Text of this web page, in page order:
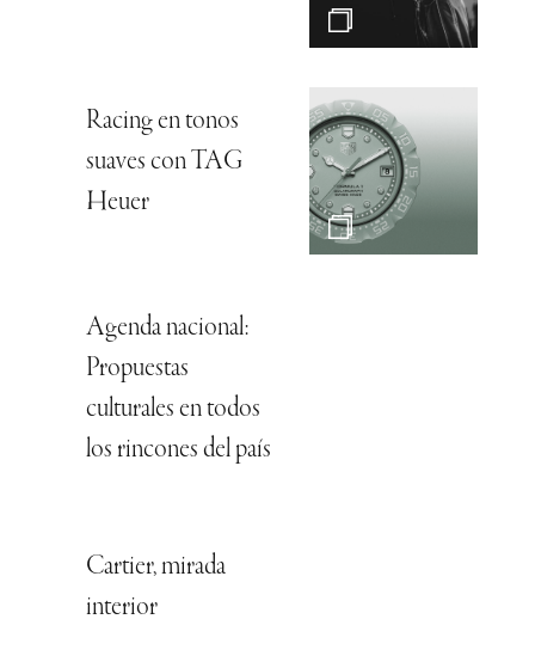
Racing en tonos
suaves con TAG
Heuer
Agenda nacional:
Propuestas
culturales en todos
los rincones del país
Cartier, mirada
interior